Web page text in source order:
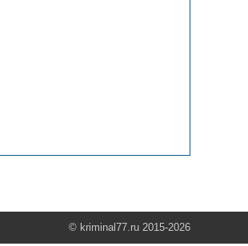
© kriminal77.ru 2015-2026